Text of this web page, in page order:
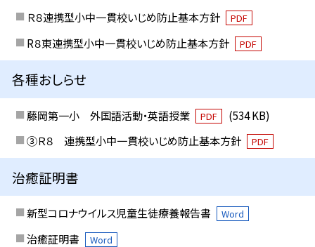
Ｒ８連携型小中一貫校いじめ防止基本方針
PDF
R８東連携型小中一貫校いじめ防止基本方針 PDF
各種おしらせ
藤岡第一小 外国語活動・英語授業 PDF
(534 KB)
③Ｒ８ 連携型小中一貫校いじめ防止基本方針
PDF
治癒証明書
新型コロナウイルス児童生徒療養報告書 Word
治癒証明書 Word